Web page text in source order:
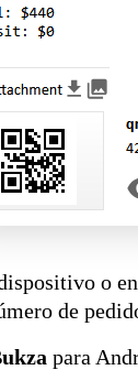
o
de
para